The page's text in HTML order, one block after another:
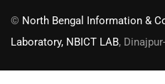
© North Bengal Information &
Laboratory, NBICT LAB,